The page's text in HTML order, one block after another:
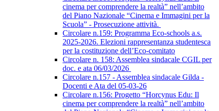
cinema per comprendere la realtà” nell’ambito
del Piano Nazionale “Cinema e Immagini per la
Scuola” - Prosecuzione attività.
Circolare n.159: Programma Eco-schools a.s.
2025-2026. Elezioni rappresentanza studentesca
per la costituzione dell’Eco-comitato
Circolare n. 158: Assemblea sindacale CGIL per
doc. e ata 06/03/2026
Circolare n.157 - Assemblea sindacale Gilda -
Docenti e Ata del 05-03-26
Circolare n.156: Progetto “Horcynus Edu: Il
cinema per comprendere la realtà” nell’ambito